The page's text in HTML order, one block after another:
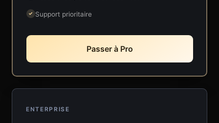
✓ Support prioritaire
Passer à Pro
ENTERPRISE